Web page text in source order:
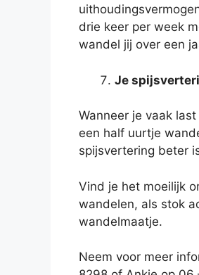
drie keer per week
wandel jij over een
Je
Wanneer je vaak
een half uurtje
spijsvertering beter
Vind je het moeilijk
wandelen, als stok
wandelmaatje.
Neem voor meer